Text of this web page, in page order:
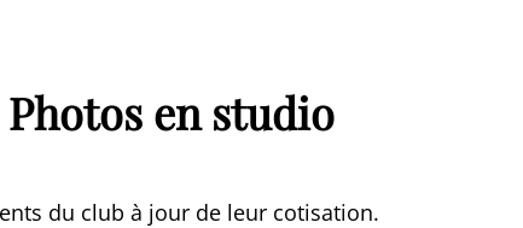
Photos en studio
du club à jour de leur cotisation.